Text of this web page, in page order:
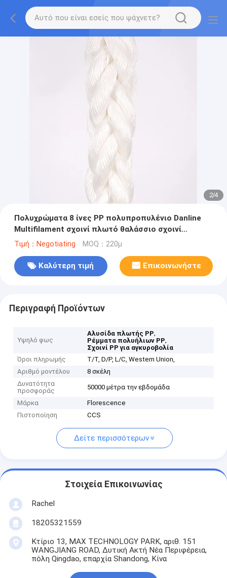
2/4
Πολυχρώματα 8 ίνες PP πολυπροπυλένιο Danline
Multifilament σχοινί πλωτό θαλάσσιο σχοινί
αγκυροβολίας
Τιμή：Negotiating MOQ：220μ
Καλύτερη τιμή Επικοινωνήστε
Περιγραφή Προϊόντων
Υψηλό φως
Αλυσίδα πλωτής PP,
Ρέμματα πολυήλιων PP,
Σχοινί PP για αγκυροβολία
Όροι πληρωμής
T/T, D/P, L/C, Western Union,
Αριθμό μοντέλου
8 σκέλη
Δυνατότητα
προσφοράς
50000 μέτρα την εβδομάδα
Μάρκα
Florescence
Πιστοποίηση
CCS
Δείτε περισσότερων
Στοιχεία Επικοινωνίας
Rachel
18205321559
Κτίριο 13, MAX TECHNOLOGY PARK, αριθ. 151
WANGJIANG ROAD, Δυτική Ακτή Νέα Περιφέρεια,
πόλη Qingdao, επαρχία Shandong, Κίνα